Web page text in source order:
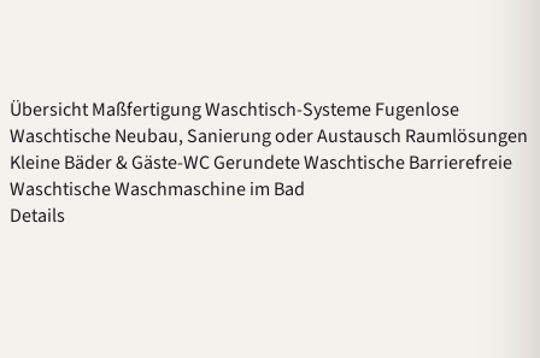
ÜbersichtMaßfertigungWaschtisch-SystemeFugenlose
WaschtischeNeubau, Sanierung oder Austausch Raumlösungen
Kleine Bäder & Gäste-WCGerundete WaschtischeBarrierefreie
WaschtischeWaschmaschine im Bad
Details